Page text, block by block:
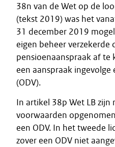
38n van de Wet op de
(tekst 2019) was het
31 december 2019
eigen beheer verzekerde
pensioenaanspraak af
een aanspraak
(ODV).
In artikel 38p Wet LB zijn
voorwaarden
een ODV. In het tweede
zover een ODV niet